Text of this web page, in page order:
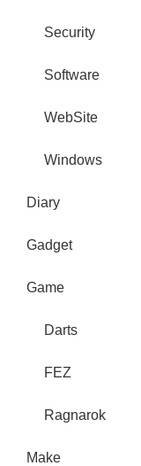
Security
Software
WebSite
Windows
Diary
Gadget
Game
Darts
FEZ
Ragnarok
Make